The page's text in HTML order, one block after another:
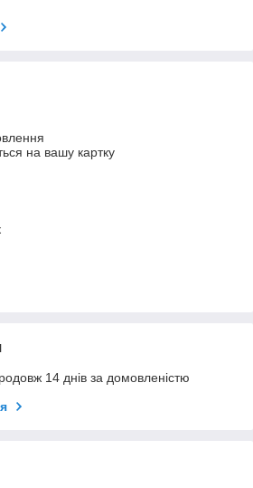
на вашу картку
14 днів за домовленістю